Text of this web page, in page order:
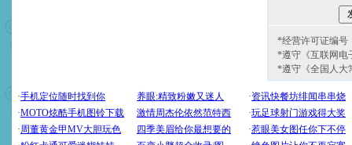
*经营许可证编号
*遵守《互联网电
*遵守《全国人大